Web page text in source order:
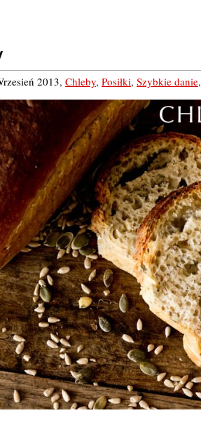
2013, Chleby, Posiłki, Szybkie danie,